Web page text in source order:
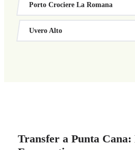
Porto Crociere La Romana
Uvero Alto
Transfer a Punta Cana: